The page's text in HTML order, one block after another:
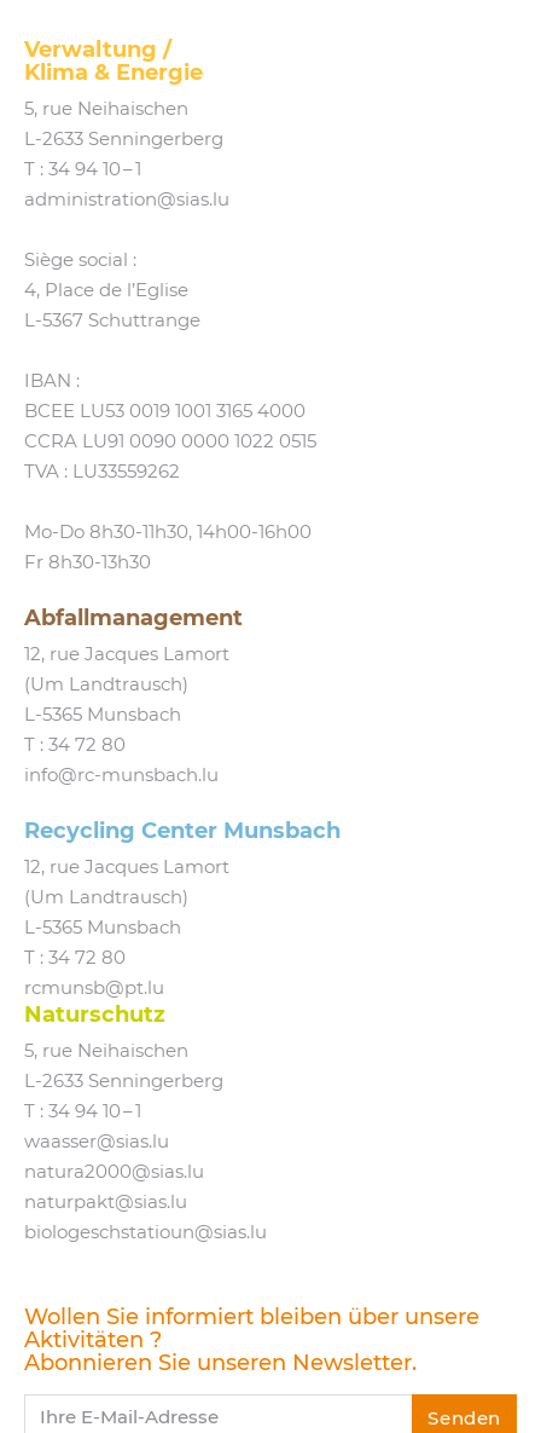
Verwaltung /
Klima & Energie
5, rue Neihaischen
L‑2633 Senningerberg
T : 34 94 10 – 1
administration@​sias.​lu
Siège social :
4, Place de l’Eglise
L‑5367 Schuttrange
IBAN :
BCEE LU53 0019 1001 3165 4000
CCRA LU91 0090 0000 1022 0515
TVA : LU33559262
Mo-Do 8h30-11h30, 14h00-16h00
Fr 8h30-13h30
Abfallmanagement
12, rue Jacques Lamort
(Um Landtrausch)
L‑5365 Munsbach
T : 34 72 80
info@​rc-​munsbach.​lu
Recycling Center Munsbach
12, rue Jacques Lamort
(Um Landtrausch)
L‑5365 Munsbach
T : 34 72 80
rcmunsb@​pt.​lu
Naturschutz
5, rue Neihaischen
L‑2633 Senningerberg
T : 34 94 10 – 1
waasser@​sias.​lu
natura2000@​sias.​lu
naturpakt@​sias.​lu
biologeschstatioun@​sias.​lu
Wollen Sie informiert bleiben über unsere
Aktivitäten ?
Abonnieren Sie unseren Newsletter.
Ihre E-Mail-Adresse Senden